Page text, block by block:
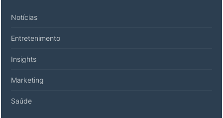
Notícias
Entretenimento
Insights
Marketing
Saúde